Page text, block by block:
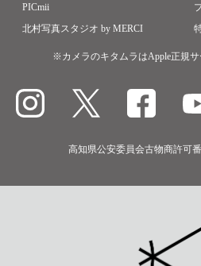
PICmii
北村写真スタジオ by MERCI
※カメラのキタムラはApple正規サ
高知県公安委員会古物商許可